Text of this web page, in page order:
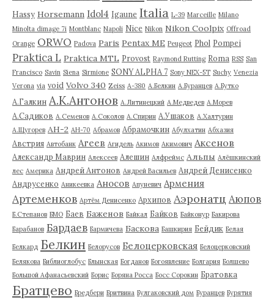
Hassy Horsemann Idol4 Igaune Italia L-39 Marceille Milano
Minolta dimage 7i Montblanc Napoli Nice Nikon Nikon Coolpix Offroad
Orange ORWO Padova Paris Pentax ME Peugeot Phol Pompei
Praktica L Praktica MTL Provost Raymond Rutting Roma RSS San
Francisco Savin Siena Sirmione SONY ALPHA 7 Sony NEX-5T Suchy Venezia
Verona via void Volvo 340 Zeiss А-380 А.Белкин А.Буранцев А.Бутко
А.Галкин А.К.Антонов А.Литинецкий А.Медведев А.Морев
А.Садиков А.Семенов А.Соколов А.Спирин А.Ушаков А.Халтурин
А.Щугорев АН-2 АН-70 Абрамов Абрамочкин Абулхатин Абхазия
Австрия Автобанк Агеев Агидель Акимов Акимович Аксенов
Александр Маврин Алексеев Алешин Алфреймс Альпы Алёшкинский
лес Америка Андрей Антонов Андрей Васильев Андрей Денисенко
Андрусенко Аникеевка Аносов Апуневич Армения
Артеменков Артём Денисенко Архипов Аэронатц Аюпов
Б.Степанов БМО Баев Баженов Байкал Байков Байконур Бакирова
Барабанов Бардаев Бармичева Баскова Башкирия Бейдик Белая
Белкард Белкин Белорусов Белоцерковская Белоцерковский
Белякова Библиоглобус Блынская Богданов Богоявление Болгария Болшево
Большой Афанасьевский Борис Боряна Росса Босс Сорокин Братовка
Братцево Бредбери Бритвина Булгаковский дом Буранцев Бурятия